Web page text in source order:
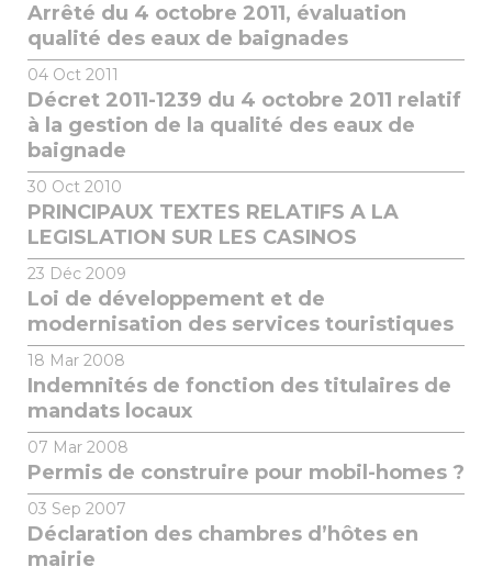
Arrêté du 4 octobre 2011, évaluation
qualité des eaux de baignades
04 Oct 2011
Décret 2011-1239 du 4 octobre 2011 relatif
à la gestion de la qualité des eaux de
baignade
30 Oct 2010
PRINCIPAUX TEXTES RELATIFS A LA
LEGISLATION SUR LES CASINOS
23 Déc 2009
Loi de développement et de
modernisation des services touristiques
18 Mar 2008
Indemnités de fonction des titulaires de
mandats locaux
07 Mar 2008
Permis de construire pour mobil-homes ?
03 Sep 2007
Déclaration des chambres d’hôtes en
mairie